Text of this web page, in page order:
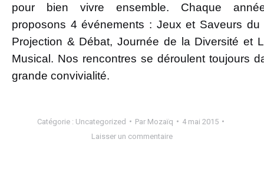
pour bien vivre ensemble. Chaque
proposons 4 événements : Jeux et Saveurs du
Projection & Débat, Journée de la Diversité et
Musical. Nos rencontres se déroulent toujours
grande convivialité.
Catégorie : Uncategorized Par Mozaïq
4 mai 2015
Laisser un commentaire